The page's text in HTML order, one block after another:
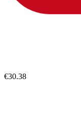
€30.38